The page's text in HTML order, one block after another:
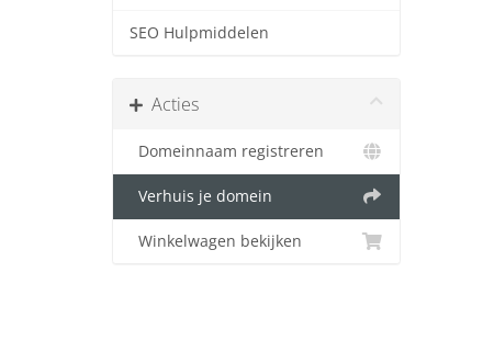
SEO Hulpmiddelen
Acties
Domeinnaam registreren
Verhuis je domein
Winkelwagen bekijken